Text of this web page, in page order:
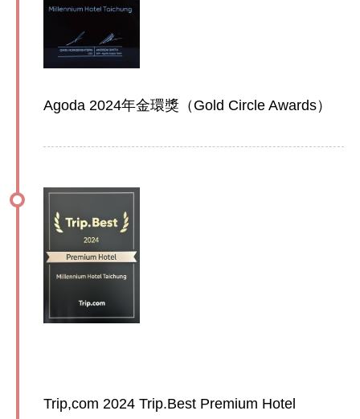
Agoda 2024年金環獎（Gold Circle Awards）
Trip,com 2024 Trip.Best Premium Hotel